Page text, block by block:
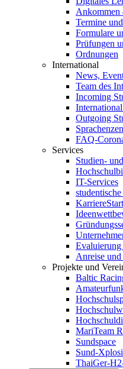
Ankommen
Termine
Formulare
Prüfungen
Ordnungen
International
News,
Team des
Incoming
Outgoing
FAQ-
Services
Studien-
IT-Services
Evaluierung
Anreise
Projekte und
Baltic
MariTeam
Sundspace
Sund-
ThaiGer-